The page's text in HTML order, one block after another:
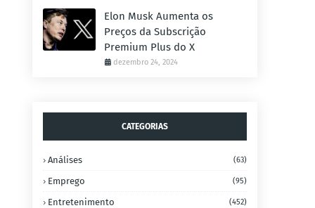
Elon Musk Aumenta os
Preços da Subscrição
Premium Plus do X
dezembro 24, 2024
CATEGORIAS
Análises (63)
Emprego (95)
Entretenimento (452)